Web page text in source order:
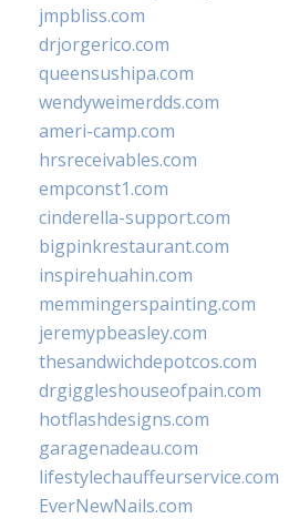
jmpbliss.com
drjorgerico.com
queensushipa.com
wendyweimerdds.com
ameri-camp.com
hrsreceivables.com
empconst1.com
cinderella-support.com
bigpinkrestaurant.com
inspirehuahin.com
memmingerspainting.com
jeremypbeasley.com
thesandwichdepotcos.com
drgiggleshouseofpain.com
hotflashdesigns.com
garagenadeau.com
lifestylechauffeurservice.com
EverNewNails.com